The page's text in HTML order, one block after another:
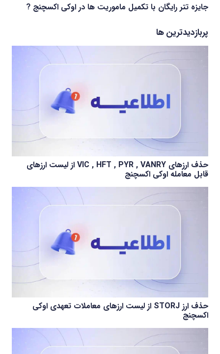
جایزه تتر رایگان با تکمیل ماموریت ها در اوکی اکسچنج ?
پربازدیدترین ها
حذف ارزهای VIC , HFT , PYR , VANRY از لیست ارزهای
قابل معامله اوکی اکسچنج
حذف ارز STORJ از لیست ارزهای معاملات تعهدی اوکی
اکسچنج